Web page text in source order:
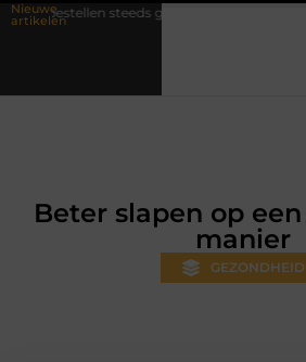
Nieuwe
artikelen
wordt Aanhanger huren bij
Beter slapen op
manier
GEZONDHEID